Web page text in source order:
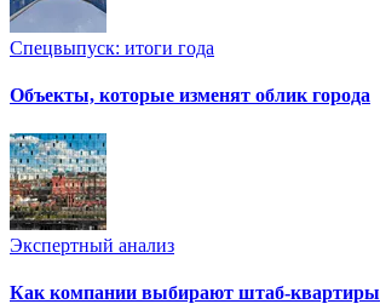
Спецвыпуск: итоги года
Объекты, которые изменят облик города
Экспертный анализ
Как компании выбирают штаб-квартиры